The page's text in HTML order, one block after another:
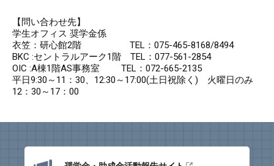
【問い合わせ先】
学生オフィス 奨学金係
衣笠：研心館2階 TEL ： 075-465-8168/8494
BKC :セントラルアーク1 階 TEL ： 077-561-2854
OIC :A棟1 階AS事務室 TEL ： 072-665-2135
平日9:30 ～ 11 ： 30、 12:30 ～ 17:00(土日祝除く ) 火曜日のみ
12 ： 30 ～ 17 ： 00